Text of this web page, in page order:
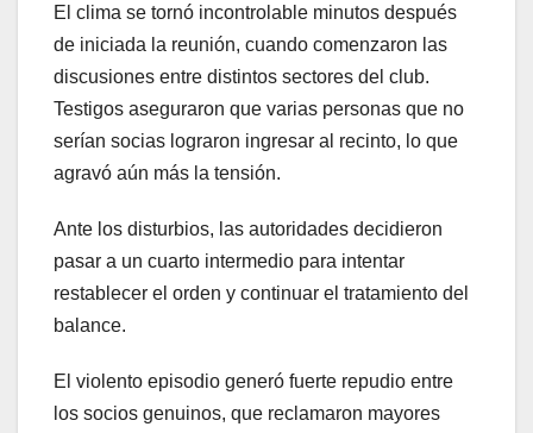
El clima se tornó incontrolable minutos después
de iniciada la reunión, cuando comenzaron las
discusiones entre distintos sectores del club.
Testigos aseguraron que varias personas que no
serían socias lograron ingresar al recinto, lo que
agravó aún más la tensión.
Ante los disturbios, las autoridades decidieron
pasar a un cuarto intermedio para intentar
restablecer el orden y continuar el tratamiento del
balance.
El violento episodio generó fuerte repudio entre
los socios genuinos, que reclamaron mayores